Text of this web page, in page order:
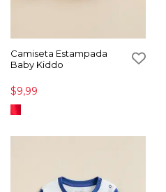
Camiseta Estampada
Baby Kiddo
$9,99